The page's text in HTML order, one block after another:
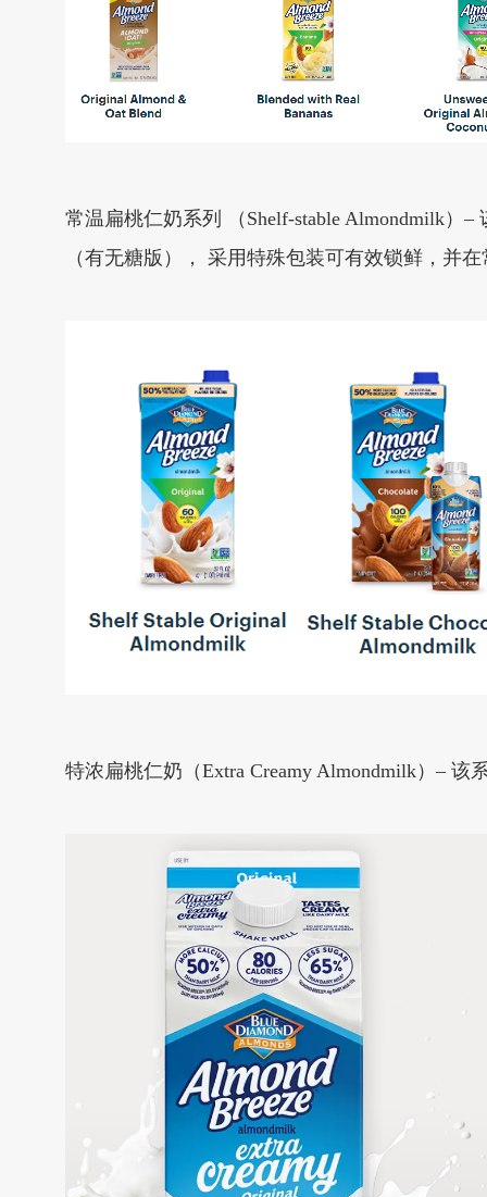
常温扁桃仁奶系列 （Shelf-stable Almondmilk）
（有无糖版）， 采用特殊包装可有效锁鲜，并
特浓扁桃仁奶（Extra Creamy Almondmilk）–